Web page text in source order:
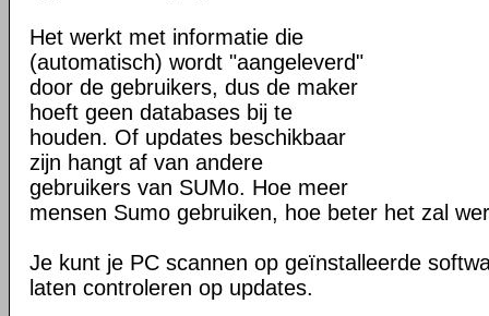
Het werkt met informatie die
(automatisch) wordt "aangeleverd"
door de gebruikers, dus de maker
hoeft geen databases bij te
houden. Of updates beschikbaar
zijn hangt af van andere
gebruikers van SUMo. Hoe meer
mensen Sumo gebruiken, hoe beter het zal
Je kunt je PC scannen op geïnstalleerde
laten controleren op updates.